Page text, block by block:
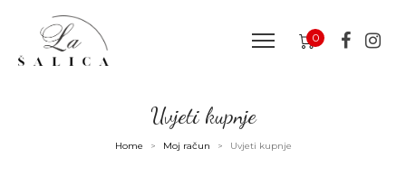
0
Uvjeti kupnje
Home > Moj račun > Uvjeti kupnje